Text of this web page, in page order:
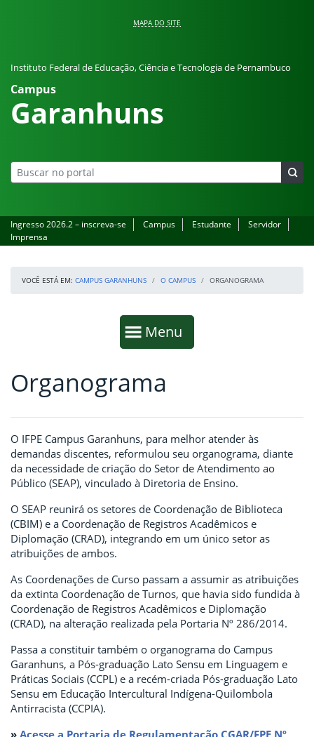
MAPA DO SITE
Instituto Federal de Educação, Ciência e Tecnologia de Pernambuco
Campus
Garanhuns
Ingresso 2026.2 – inscreva-se Campus Estudante
Servidor
Imprensa
VOCÊ ESTÁ EM: CAMPUS GARANHUNS O CAMPUS ORGANOGRAMA
Mostrar
Menu
Fim da navegação
Início do conteúdo
Organograma
O IFPE Campus Garanhuns, para melhor atender às
demandas discentes, reformulou seu organograma, diante
da necessidade de criação do Setor de Atendimento ao
Público (SEAP), vinculado à Diretoria de Ensino.
O SEAP reunirá os setores de Coordenação de Biblioteca
(CBIM) e a Coordenação de Registros Acadêmicos e
Diplomação (CRAD), integrando em um único setor as
atribuições de ambos.
As Coordenações de Curso passam a assumir as atribuições
da extinta Coordenação de Turnos, que havia sido fundida à
Coordenação de Registros Acadêmicos e Diplomação
(CRAD), na alteração realizada pela Portaria Nº 286/2014.
Passa a constituir também o organograma do Campus
Garanhuns, a Pós-graduação Lato Sensu em Linguagem e
Práticas Sociais (CCPL) e a recém-criada Pós-graduação Lato
Sensu em Educação Intercultural Indígena-Quilombola
Antirracista (CCPIA).
» Acesse a Portaria de Regulamentação CGAR/FPE Nº